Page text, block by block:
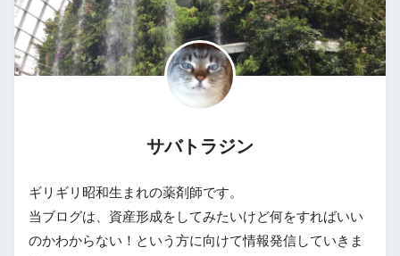
サバトラジン
ギリギリ昭和生まれの薬剤師です。
当ブログは、資産形成をしてみたいけど何をすればいい
のかわからない！という方に向けて情報発信していきま